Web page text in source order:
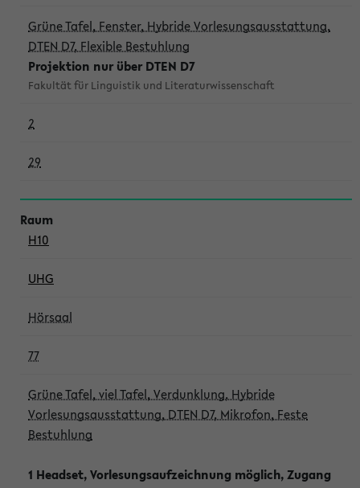
Grüne Tafel, Fenster, Hybride Vorlesungsausstattung,
DTEN D7, Flexible Bestuhlung
Projektion nur über DTEN D7
Fakultät für Linguistik und Literaturwissenschaft
2
29
H10
UHG
Hörsaal
77
Grüne Tafel, viel Tafel, Verdunklung, Hybride
Vorlesungsausstattung, DTEN D7, Mikrofon, Feste
Bestuhlung
1 Headset, Vorlesungsaufzeichnung möglich, Zugang